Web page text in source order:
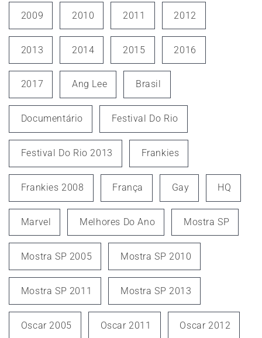
2009 2010 2011 2012
2013 2014 2015 2016
2017 Ang Lee Brasil
Documentário Festival Do Rio
Festival Do Rio 2013 Frankies
Frankies 2008 França Gay HQ
Marvel Melhores Do Ano Mostra SP
Mostra SP 2005 Mostra SP 2010
Mostra SP 2011 Mostra SP 2013
Oscar 2005 Oscar 2011 Oscar 2012